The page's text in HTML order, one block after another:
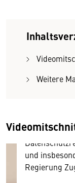
Weitere
Wir
Hier würden
Inhalt
Ihre
Diese Daten
und
Regierung